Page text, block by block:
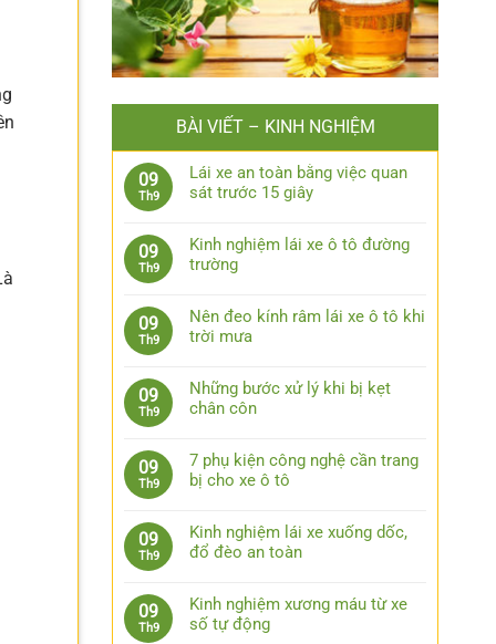
BÀI VIẾT – KINH NGHIỆM
09
Th9
Lái xe an toàn bằng việc quan
sát trước 15 giây
có
bình
Lái
xe
toàn
bằng
việc
sát
trước
15
09
Th9
Kinh nghiệm lái xe ô tô đường
trường
có
bình
Kinh
nghiệm
ô
tô
trường
09
Th9
Nên đeo kính râm lái xe ô tô khi
trời mưa
có
bình
Nên
đeo
râm
lái
xe
tô
khi
09
Th9
Những bước xử lý khi bị kẹt
chân côn
có
bình
luận
Những
bước
khi
bị
09
Th9
7 phụ kiện công nghệ cần trang
bị cho xe ô tô
có
bình
7
phụ
09
Th9
Kinh nghiệm lái xe xuống dốc,
đổ đèo an toàn
có
bình
09
Th9
Kinh nghiệm xương máu từ xe
số tự động